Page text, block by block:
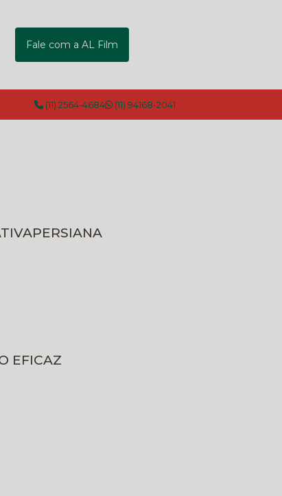
Fale com a AL Film
(11) 2564-4684 (11) 94168-2041
PERSIANA
EFICAZ